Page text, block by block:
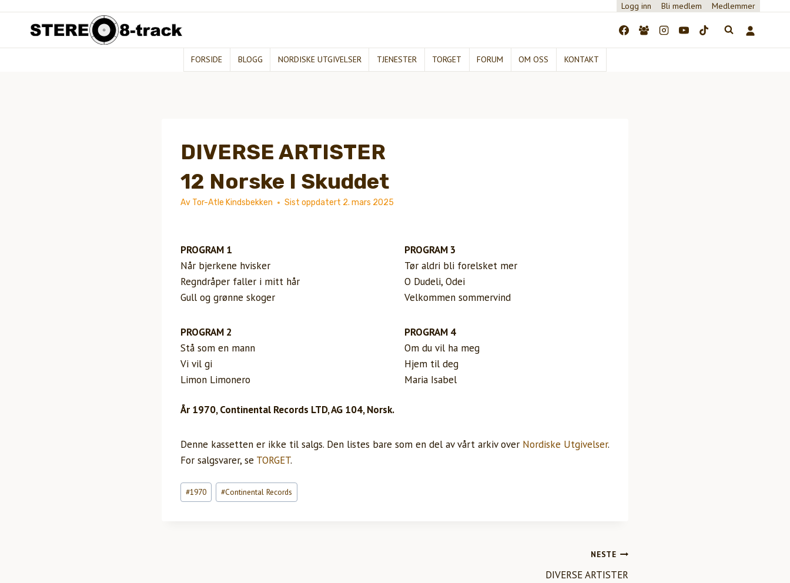
innhold
Logg inn Bli medlem Medlemmer
FORSIDE BLOGG NORDISKE UTGIVELSER TJENESTER TORGET FORUM OM OSS KONTAKT
DIVERSE ARTISTER
12 Norske I Skuddet
Av Tor-Atle Kindsbekken Sist oppdatert 2. mars 2025
PROGRAM 1
Når bjerkene hvisker
Regndråper faller i mitt hår
Gull og grønne skoger
PROGRAM 2
Stå som en mann
Vi vil gi
Limon Limonero
PROGRAM 3
Tør aldri bli forelsket mer
O Dudeli, Odei
Velkommen sommervind
PROGRAM 4
Om du vil ha meg
Hjem til deg
Maria Isabel
År 1970, Continental Records LTD, AG 104, Norsk.
Denne kassetten er ikke til salgs. Den listes bare som en del av vårt arkiv over Nordiske Utgivelser.
For salgsvarer, se TORGET.
Innleggstagger:
#1970 #Continental Records
NESTE
DIVERSE ARTISTER